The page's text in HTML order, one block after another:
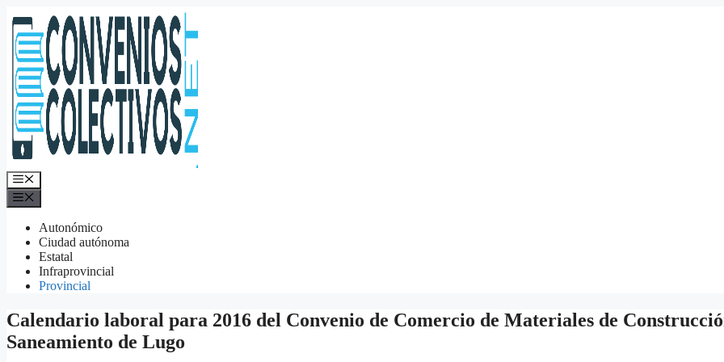
al
contenido
Menú
Autonómico
Ciudad autónoma
Estatal
Infraprovincial
Provincial
Calendario laboral para 2016 del Convenio de Comercio de Materiales de
Saneamiento de Lugo